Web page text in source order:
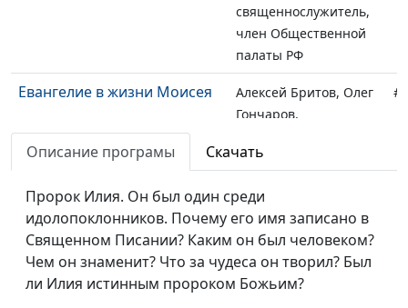
священнослужитель,
член Общественной
палаты РФ
Евангелие в жизни Моисея
Алексей Бритов, Олег
Гончаров,
член Общественной
Евангелие в жизни Иакова
Алексей Бритов, Олег
Гончаров,
священнослужитель,
член Общественной
Описание програмы Скачать
Пророк Илия. Он был один среди
идолопоклонников. Почему его имя записано в
Священном Писании? Каким он был человеком?
Чем он знаменит? Что за чудеса он творил? Был
ли Илия истинным пророком Божьим?